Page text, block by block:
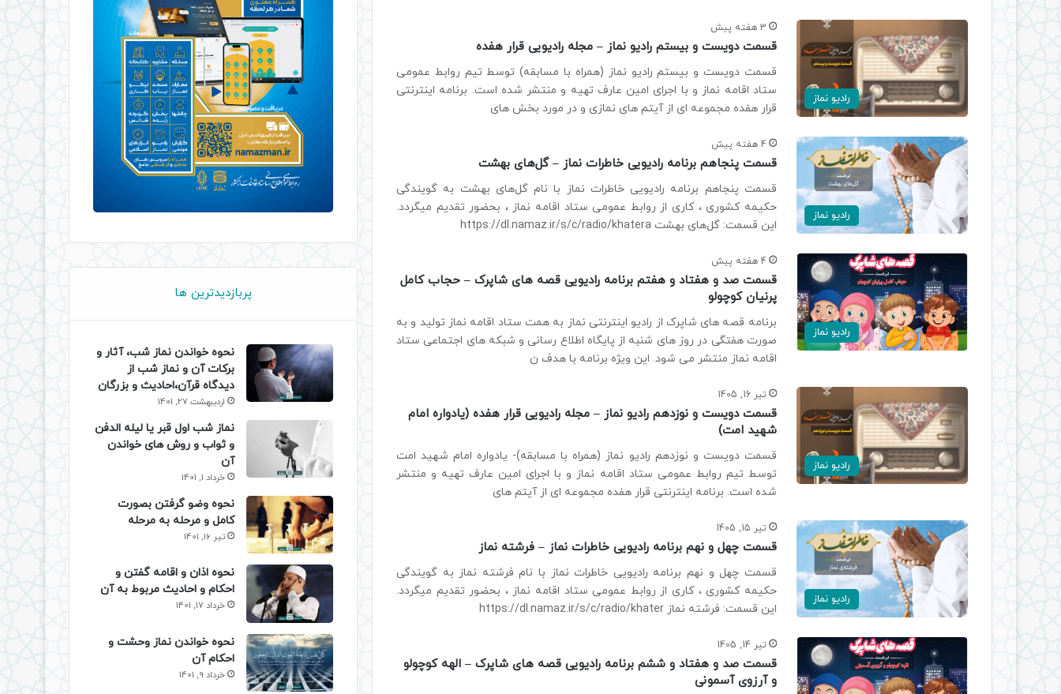
رادیو نماز
3 هفته پیش
قسمت دویست و بیستم رادیو نماز – مجله رادیویی قرار هفده
قسمت دویست و بیستم رادیو نماز (همراه با مسابقه) توسط تیم روابط عمومی
ستاد اقامه نماز و با اجرای امین عارف تهیه و منتشر شده است. برنامه اینترنتی
قرار هفده مجموعه ای از آیتم های نمازی و در مورد بخش های
رادیو نماز
4 هفته پیش
قسمت پنجاهم برنامه رادیویی خاطرات نماز – گل‌های بهشت
قسمت پنجاهم برنامه رادیویی خاطرات نماز با نام گل‌های بهشت به گویندگی
حکیمه کشوری ، کاری از روابط عمومی ستاد اقامه نماز ، بحضور تقدیم میگردد.
این قسمت: گل‌های بهشت https://dl.namaz.ir/s/c/radio/khatera
رادیو نماز
4 هفته پیش
قسمت صد و هفتاد و هفتم برنامه رادیویی قصه های شاپرک – حجاب کامل
پرنیان کوچولو
برنامه قصه های شاپرک از رادیو اینترنتی نماز به همت ستاد اقامه نماز تولید و به
صورت هفتگی در روز های شنبه از پایگاه اطلاع رسانی و شبکه های اجتماعی ستاد
اقامه نماز منتشر می شود. این ویژه برنامه با هدف ن
رادیو نماز
تیر 16, 1405
قسمت دویست و نوزدهم رادیو نماز – مجله رادیویی قرار هفده (یادواره امام
شهید امت)
قسمت دویست و نوزدهم رادیو نماز (همراه با مسابقه)- یادواره امام شهید امت
توسط تیم روابط عمومی ستاد اقامه نماز و با اجرای امین عارف تهیه و منتشر
شده است. برنامه اینترنتی قرار هفده مجموعه ای از آیتم های
رادیو نماز
تیر 15, 1405
قسمت چهل و نهم برنامه رادیویی خاطرات نماز – فرشته نماز
قسمت چهل و نهم برنامه رادیویی خاطرات نماز با نام فرشته نماز به گویندگی
حکیمه کشوری ، کاری از روابط عمومی ستاد اقامه نماز ، بحضور تقدیم میگردد.
این قسمت: فرشته نماز https://dl.namaz.ir/s/c/radio/khater
تیر 14, 1405
قسمت صد و هفتاد و ششم برنامه رادیویی قصه های شاپرک – الهه کوچولو
و آرزوی آسمونی
پربازدیدترین ها
نحوه خواندن نماز شب، آثار و
برکات آن و نماز شب از
دیدگاه قرآن،احادیث و بزرگان
اردیبهشت 27, 1401
نماز شب اول قبر یا لیله الدفن
و ثواب و روش های خواندن
آن
خرداد 1, 1401
نحوه وضو گرفتن بصورت
کامل و مرحله به مرحله
تیر 16, 1401
نحوه اذان و اقامه گفتن و
احکام و احادیث مربوط به آن
خرداد 17, 1401
نحوه خواندن نماز وحشت و
احکام آن
خرداد 9, 1401